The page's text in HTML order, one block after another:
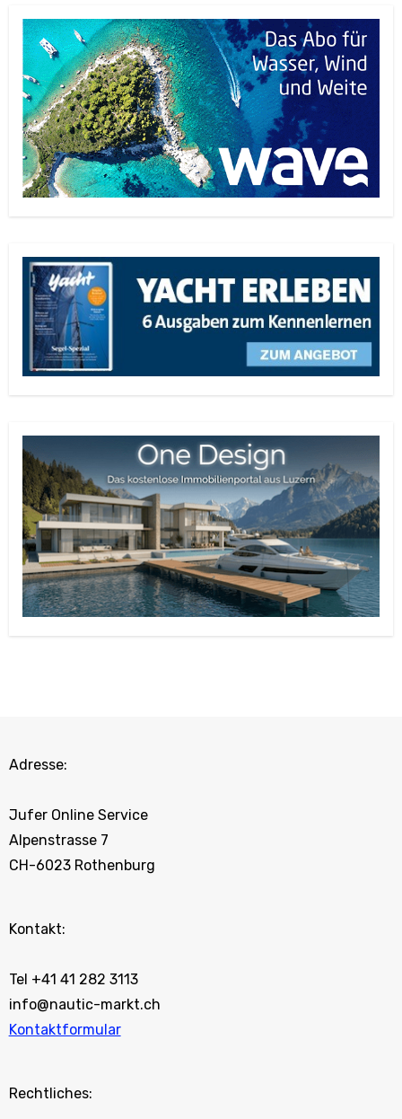
Adresse:
Jufer Online Service
Alpenstrasse 7
CH-6023 Rothenburg
Kontakt:
Tel +41 41 282 3113
info@nautic-markt.ch
Kontaktformular
Rechtliches: